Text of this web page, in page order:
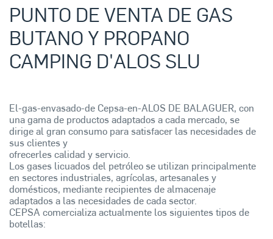
PUNTO DE VENTA DE GAS
BUTANO Y PROPANO
CAMPING D'ALOS SLU
El-gas-envasado-de Cepsa-en-ALOS DE BALAGUER, con
una gama de productos adaptados a cada mercado, se
dirige al gran consumo para satisfacer las necesidades de
sus clientes y
ofrecerles calidad y servicio.
Los gases licuados del petróleo se utilizan principalmente
en sectores industriales, agrícolas, artesanales y
domésticos, mediante recipientes de almacenaje
adaptados a las necesidades de cada sector.
CEPSA comercializa actualmente los siguientes tipos de
botellas: